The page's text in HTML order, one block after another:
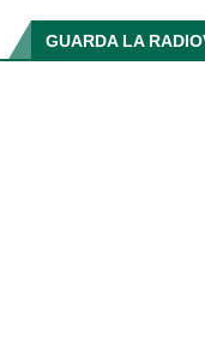
GUARDA LA